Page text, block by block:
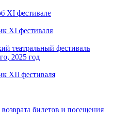
XI фестивале
XI фестиваля
театральный фестиваль
2025 год
XII фестиваля
билетов и посещения